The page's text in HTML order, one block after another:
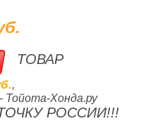
,
Тойота-Хонда.ру
ТОВАР
РОССИИ!!!